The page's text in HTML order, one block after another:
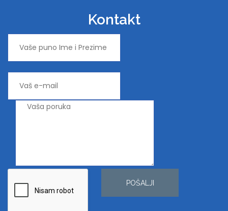
Kontakt
POŠALJI